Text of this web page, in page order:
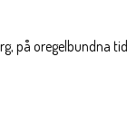
på oregelbundna